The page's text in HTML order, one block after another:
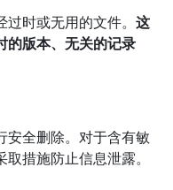
过时或无用的文件。这
的版本、无关的记录
安全删除。对于含有敏
措施防止信息泄露。